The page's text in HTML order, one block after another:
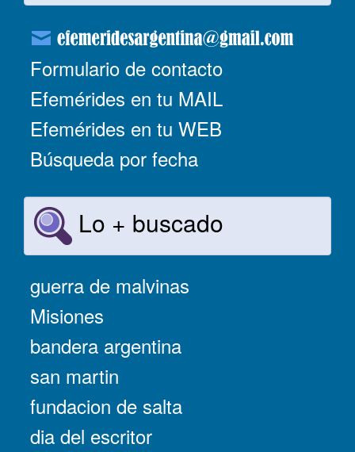
Formulario de contacto
Efemérides en tu MAIL
Efemérides en tu WEB
Búsqueda por fecha
Lo + buscado
guerra de malvinas
Misiones
bandera argentina
san martin
fundacion de salta
dia del escritor